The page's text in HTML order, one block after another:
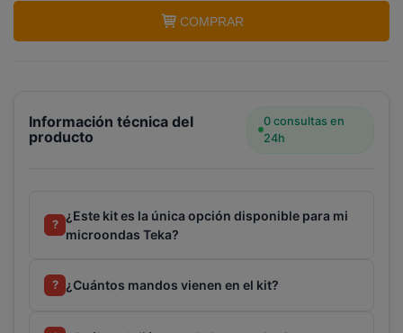
COMPRAR
Información técnica del
producto
0 consultas en
24h
?
¿Este kit es la única opción disponible para mi
microondas Teka?
? ¿Cuántos mandos vienen en el kit?
Terminal de consulta
mandos temporizador microondas TEKA